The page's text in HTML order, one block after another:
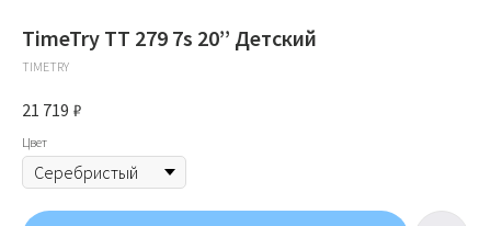
TimeTry TT 279 7s 20’’ Детский
TIMETRY
21 719 ₽
Цвет